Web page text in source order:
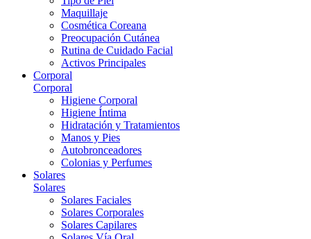
Maquillaje
Cosmética Coreana
Preocupación Cutánea
Rutina de Cuidado Facial
Activos Principales
Corporal
Corporal
Higiene Corporal
Higiene Íntima
Hidratación y Tratamientos
Manos y Pies
Autobronceadores
Colonias y Perfumes
Solares
Solares
Solares Faciales
Solares Corporales
Solares Capilares